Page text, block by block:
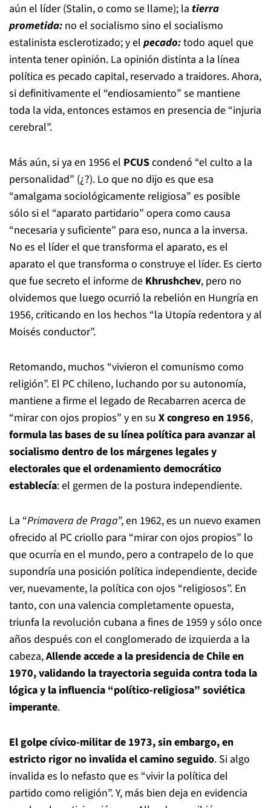
aún el líder (Stalin, o como se llame); la tierra
prometida: no el socialismo sino el socialismo
estalinista esclerotizado; y el pecado:todo aquel que
intenta tener opinión. La opinión distinta a la línea
política es pecado capital, reservado a traidores. Ahora,
si definitivamente el “endiosamiento” se mantiene
toda la vida, entonces estamos en presencia de “injuria
cerebral”.
Más aún, si ya en 1956 el PCUScondenó “el culto a la
personalidad” (¿?). Lo que no dijo es que esa
“amalgama sociológicamente religiosa” es posible
sólo si el “aparato partidario” opera como causa
“necesaria y suficiente” para eso, nunca a la inversa.
No es el líder el que transforma el aparato, es el
aparato el que transforma o construye el líder. Es cierto
que fue secreto el informe de Khrushchev, pero no
olvidemos que luego ocurrió la rebelión en Hungría en
1956, criticando en los hechos “la Utopía redentora y al
Moisés conductor”.
Retomando, muchos “vivieron el comunismo como
religión”. El PC chileno, luchando por su autonomía,
mantiene a firme el legado de Recabarren acerca de
“mirar con ojos propios” y en su X congreso en 1956,
formula las bases de su línea política para avanzar al
socialismo dentro de los márgenes legales y
electoralesque el ordenamiento democrático
establecía: el germen de la postura independiente.
La “Primavera de Praga”, en 1962, es un nuevo examen
ofrecido al PC criollo para “mirar con ojos propios” lo
que ocurría en el mundo, pero a contrapelo de lo que
supondría una posición política independiente, decide
ver, nuevamente, la política con ojos “religiosos”. En
tanto, con una valencia completamente opuesta,
triunfa la revolución cubana a fines de 1959 y sólo once
años después con el conglomerado de izquierda a la
cabeza,Allende accede a la presidencia de Chile en
1970, validando la trayectoria seguida contra toda la
lógica y la influencia “político-religiosa” soviética
imperante.
El golpe cívico-militar de 1973, sin embargo, en
estricto rigor no invalida el camino seguido. Si algo
invalida es lo nefasto que es “vivir la política del
partido como religión”. Y, más bien deja en evidencia